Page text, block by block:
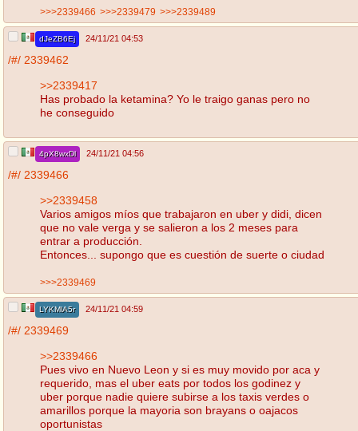
>>>2339466 >>>2339479 >>>2339489
dJeZB6Ej 24/11/21 04:53
/#/ 2339462
>>2339417
Has probado la ketamina? Yo le traigo ganas pero no
he conseguido
4pX8wxDl 24/11/21 04:56
/#/ 2339466
>>2339458
Varios amigos míos que trabajaron en uber y didi, dicen
que no vale verga y se salieron a los 2 meses para
entrar a producción.
Entonces... supongo que es cuestión de suerte o ciudad
>>>2339469
LYKMlA5r 24/11/21 04:59
/#/ 2339469
>>2339466
Pues vivo en Nuevo Leon y si es muy movido por aca y
requerido, mas el uber eats por todos los godinez y
uber porque nadie quiere subirse a los taxis verdes o
amarillos porque la mayoria son brayans o oajacos
oportunistas